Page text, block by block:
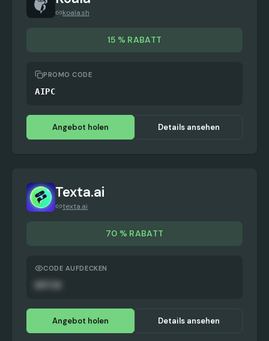
koala.sh
15 % RABATT
PROMO CODE
AIPC
Angebot holen Details ansehen
Texta.ai
texta.ai
70 % RABATT
CODE AUFDECKEN
Angebot holen Details ansehen